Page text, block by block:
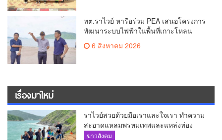
ทต.ราไวย์ หารือร่วม PEA เสนอโครงการ
พัฒนาระบบไฟฟ้าในพื้นที่เกาะโหลน
6 สิงหาคม 2026
เรื่องมาใหม่
ราไวย์สวยด้วยมือเราและใจเรา ทำความ
สะอาดแหลมพรหมเทพและแหล่งท่อง
เที่ยว
ข่าวสังคม